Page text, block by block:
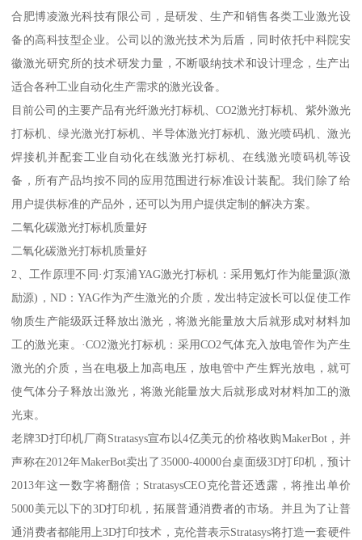
合肥博凌激光科技有限公司，是研发、生产和销售各类工业激光设
备的高科技型企业。公司以的激光技术为后盾，同时依托中科院安
徽激光研究所的技术研发力量，不断吸纳技术和设计理念，生产出
适合各种工业自动化生产需求的激光设备。
目前公司的主要产品有光纤激光打标机、CO2激光打标机、紫外激光
打标机、绿光激光打标机、半导体激光打标机、激光喷码机、激光
焊接机并配套工业自动化在线激光打标机、在线激光喷码机等设
备，所有产品均按不同的应用范围进行标准设计装配。我们除了给
用户提供标准的产品外，还可以为用户提供定制的解决方案。
二氧化碳激光打标机质量好
二氧化碳激光打标机质量好
2、工作原理不同·灯泵浦YAG激光打标机：采用氪灯作为能量源(激
励源)，ND：YAG作为产生激光的介质，发出特定波长可以促使工作
物质生产能级跃迁释放出激光，将激光能量放大后就形成对材料加
工的激光束。·CO2激光打标机：采用CO2气体充入放电管作为产生
激光的介质，当在电极上加高电压，放电管中产生辉光放电，就可
使气体分子释放出激光，将激光能量放大后就形成对材料加工的激
光束。
老牌3D打印机厂商Stratasys宣布以4亿美元的价格收购MakerBot，并
声称在2012年MakerBot卖出了35000-40000台桌面级3D打印机，预计
2013年这一数字将翻倍；StratasysCEO克伦普还透露，将推出单价
5000美元以下的3D打印机，拓展普通消费者的市场。并且为了让普
通消费者都能用上3D打印技术，克伦普表示Stratasys将打造一套硬件